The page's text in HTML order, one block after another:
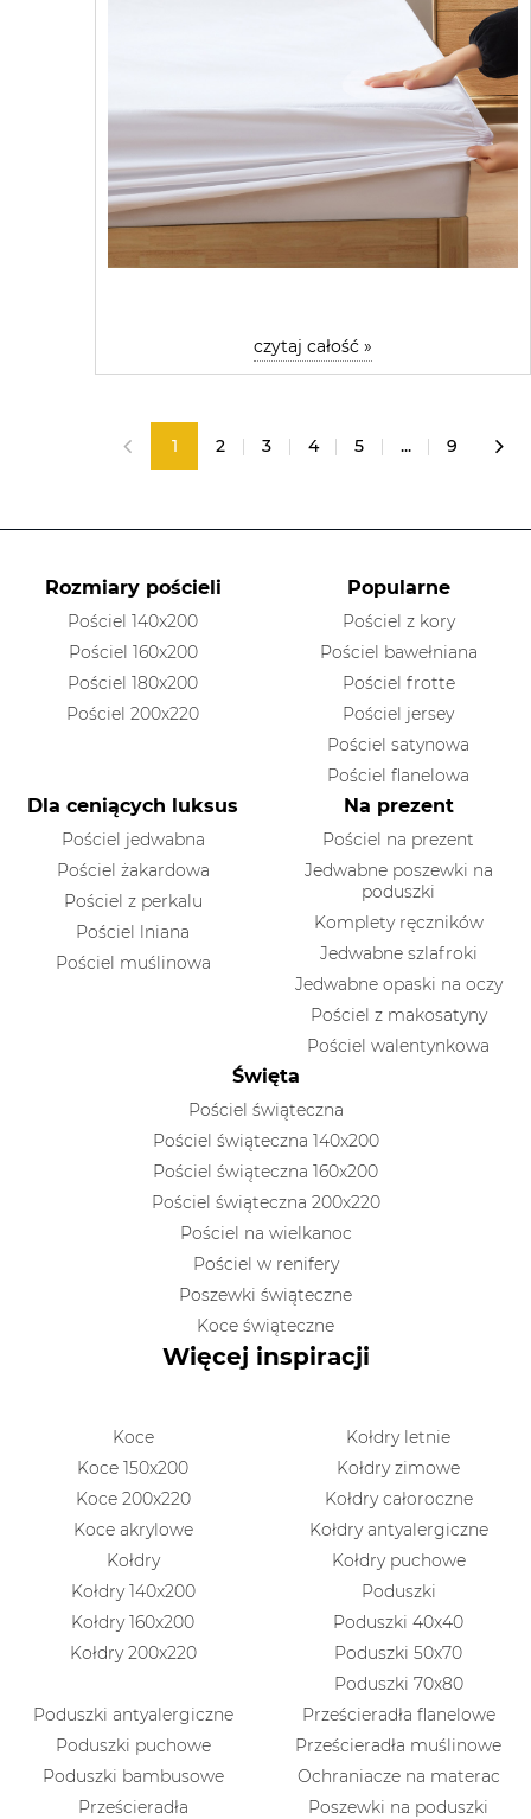
czytaj całość »
1 2 3 4 5 ... 9
Rozmiary pościeli
Pościel 140x200
Pościel 160x200
Pościel 180x200
Pościel 200x220
Popularne
Pościel z kory
Pościel bawełniana
Pościel frotte
Pościel jersey
Pościel satynowa
Pościel flanelowa
Dla ceniących luksus
Pościel jedwabna
Pościel żakardowa
Pościel z perkalu
Pościel lniana
Pościel muślinowa
Na prezent
Pościel na prezent
Jedwabne poszewki na
poduszki
Komplety ręczników
Jedwabne szlafroki
Jedwabne opaski na oczy
Pościel z makosatyny
Pościel walentynkowa
Święta
Pościel świąteczna
Pościel świąteczna 140x200
Pościel świąteczna 160x200
Pościel świąteczna 200x220
Pościel na wielkanoc
Pościel w renifery
Poszewki świąteczne
Koce świąteczne
Więcej inspiracji
Koce
Koce 150x200
Koce 200x220
Koce akrylowe
Kołdry
Kołdry 140x200
Kołdry 160x200
Kołdry 200x220
Kołdry letnie
Kołdry zimowe
Kołdry całoroczne
Kołdry antyalergiczne
Kołdry puchowe
Poduszki
Poduszki 40x40
Poduszki 50x70
Poduszki 70x80
Poduszki antyalergiczne
Poduszki puchowe
Poduszki bambusowe
Prześcieradła
Prześcieradła flanelowe
Prześcieradła muślinowe
Ochraniacze na materac
Poszewki na poduszki